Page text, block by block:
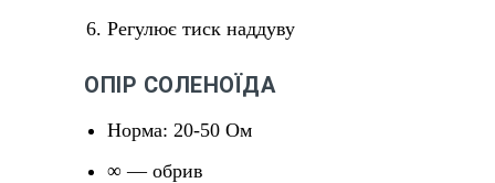
Регулює тиск наддуву
ОПІР СОЛЕНОЇДА
Норма: 20-50 Ом
∞ — обрив